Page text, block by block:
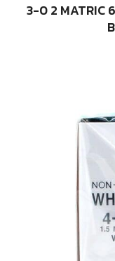
3-0 2 MATRIC